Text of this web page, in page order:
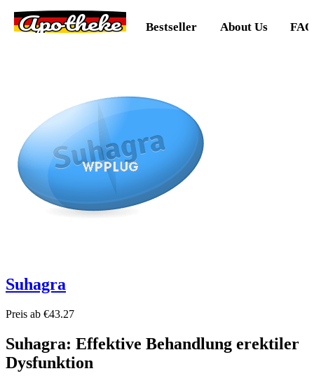
Apotheke Bestseller About Us FAQ
Suhagra
Preis ab €43.27
Suhagra: Effektive Behandlung erektiler
Dysfunktion